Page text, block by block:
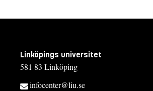
Linköpings universitet
581 83 Linköping
infocenter@liu.se